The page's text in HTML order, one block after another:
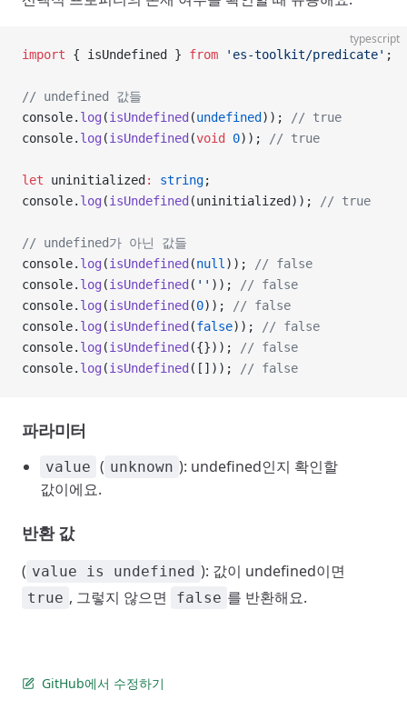
typescript
import { isUndefined } from 'es-toolkit/predicate' ;
// undefined 값들
console. log (isUndefined (undefined ));
// true
console. log (isUndefined (void 0)); // true
let uninitialized : string;
console. log (isUndefined (uninitialized)); // true
// undefined가 아닌 값들
console. log (isUndefined (null ));
// false
console. log (isUndefined ( '' ));
// false
console. log (isUndefined (0));
// false
console. log (isUndefined (false));
// false
console. log (isUndefined ({}));
// false
console. log (isUndefined ([])); // false
파라미터
value ( unknown ): undefined인지 확인할
값이에요.
반환 값
( value is undefined ): 값이 undefined이면
true , 그렇지 않으면 false 를 반환해요.
GitHub에서 수정하기